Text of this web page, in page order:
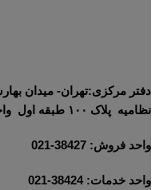
دفتر مرکزی:تهران- میدان
نظامیه پلاک ۱۰۰ طبقه اول واحد ۲
واحد فروش: 38427-021
واحد خدمات: 38424-021